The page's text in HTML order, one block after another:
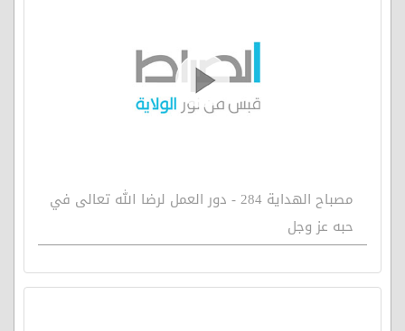
مصباح الهداية 284 - دور العمل لرضا الله تعالى في
حبه عز وجل